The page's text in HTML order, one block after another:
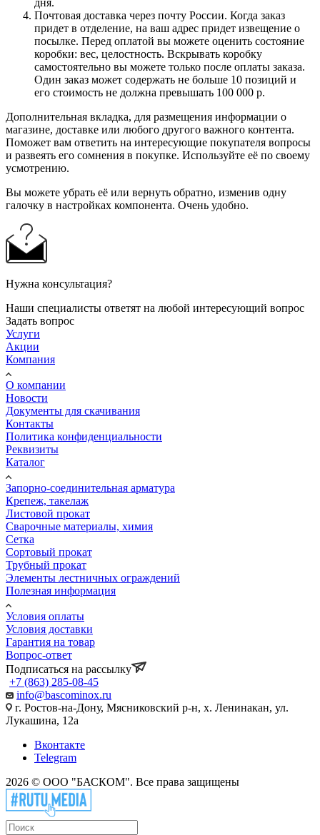
Почтовая доставка через почту России. Когда заказ
придет в отделение, на ваш адрес придет извещение о
посылке. Перед оплатой вы можете оценить состояние
коробки: вес, целостность. Вскрывать коробку
самостоятельно вы можете только после оплаты заказа.
Один заказ может содержать не больше 10 позиций и
его стоимость не должна превышать 100 000 р.
Дополнительная вкладка, для размещения информации о
магазине, доставке или любого другого важного контента.
Поможет вам ответить на интересующие покупателя вопросы
и развеять его сомнения в покупке. Используйте её по своему
усмотрению.
Вы можете убрать её или вернуть обратно, изменив одну
галочку в настройках компонента. Очень удобно.
Нужна консультация?
Наши специалисты ответят на любой интересующий вопрос
Задать вопрос
Услуги
Акции
Компания
О компании
Новости
Документы для скачивания
Контакты
Политика конфиденциальности
Реквизиты
Каталог
Запорно-соединительная арматура
Крепеж, такелаж
Листовой прокат
Сварочные материалы, химия
Сетка
Сортовый прокат
Трубный прокат
Элементы лестничных ограждений
Полезная информация
Условия оплаты
Условия доставки
Гарантия на товар
Вопрос-ответ
Подписаться на рассылку
+7 (863) 285-08-45
info@bascominox.ru
г. Ростов-на-Дону, Мясниковский р-н, х. Ленинакан, ул.
Лукашина, 12а
Вконтакте
Telegram
2026 © ООО "БАСКОМ". Все права защищены